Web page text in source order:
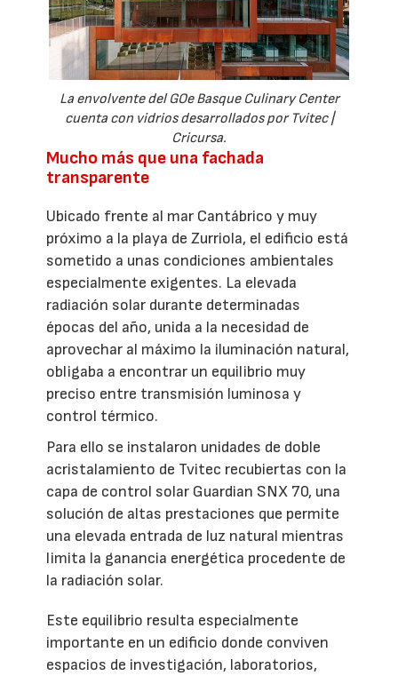
La envolvente del GOe Basque Culinary Center
cuenta con vidrios desarrollados por Tvitec |
Cricursa.
Mucho más que una fachada
transparente
Ubicado frente al mar Cantábrico y muy
próximo a la playa de Zurriola, el edificio está
sometido a unas condiciones ambientales
especialmente exigentes. La elevada
radiación solar durante determinadas
épocas del año, unida a la necesidad de
aprovechar al máximo la iluminación natural,
obligaba a encontrar un equilibrio muy
preciso entre transmisión luminosa y
control térmico.
Para ello se instalaron unidades de doble
acristalamiento de Tvitec recubiertas con la
capa de control solar Guardian SNX 70, una
solución de altas prestaciones que permite
una elevada entrada de luz natural mientras
limita la ganancia energética procedente de
la radiación solar.
Este equilibrio resulta especialmente
importante en un edificio donde conviven
espacios de investigación, laboratorios,